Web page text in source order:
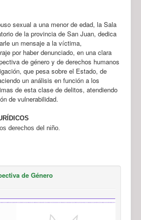
sexual a una menor de edad, la Sala
de la provincia de San Juan, dedica
un mensaje a la víctima,
por haber denunciado, en una clara
de género y de derechos humanos
que pesa sobre el Estado, de
un análisis en función a los
de esta clase de delitos, atendiendo
de vulnerabilidad.
derechos del niño.
de Género